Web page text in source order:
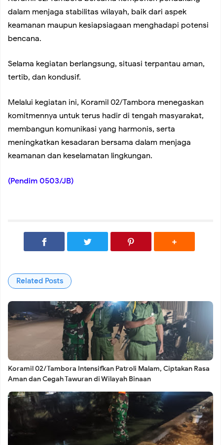
Warga
Kelurahan Kelapa Dua Lakukan Pendataan Kerusakan
Gedung SDN 01, Ditemukan Sejumlah Titik Bangunan
Mengalami Kerusakan
Diduga Modus Janji Pinjaman Miliaran Berujung Kerugian,
Korban Tagih Tanggung Jawab Pemberi Dana
Ai Komariyah Wujudkan Mimpi Lewat Ay Beauty Lash
untuk Masyarakat
Semanan Jadi Ajang Lahirnya Bibit Pesepak Bola Masa
Depan
Koramil 02/Tambora Intensifkan Patroli Malam, Ciptakan
Rasa Aman dan Cegah Tawuran di Wilayah Binaan
Koramil 02/Tambora Pastikan Wilayah Aman, Monitoring
Dini Hari Tunjukkan Nihil Genangan di 11 Kelurahan
dalam menjaga stabilitas wilayah, baik dari aspek
keamanan maupun kesiapsiagaan menghadapi potensi
bencana.
Selama kegiatan berlangsung, situasi terpantau aman,
tertib, dan kondusif.
Melalui kegiatan ini, Koramil 02/Tambora menegaskan
komitmennya untuk terus hadir di tengah masyarakat,
membangun komunikasi yang harmonis, serta
meningkatkan kesadaran bersama dalam menjaga
keamanan dan keselamatan lingkungan.
(Pendim 0503/JB)
Related Posts
Koramil 02/Tambora Intensifkan Patroli Malam, Ciptakan Rasa
Aman dan Cegah Tawuran di Wilayah Binaan